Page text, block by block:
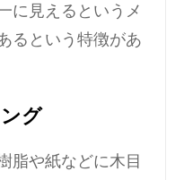
に見えるというメ
るという特徴があ
グ
脂や紙などに木目